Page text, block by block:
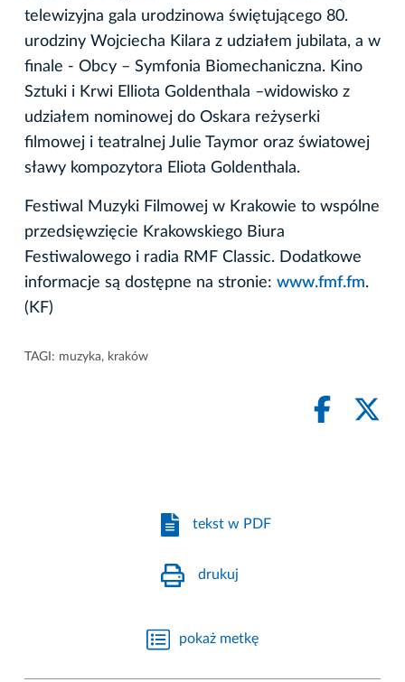
telewizyjna gala urodzinowa świętującego 80.
urodziny Wojciecha Kilara z udziałem jubilata, a w
finale - Obcy – Symfonia Biomechaniczna. Kino
Sztuki i Krwi Elliota Goldenthala –widowisko z
udziałem nominowej do Oskara reżyserki
filmowej i teatralnej Julie Taymor oraz światowej
sławy kompozytora Eliota Goldenthala.
Festiwal Muzyki Filmowej w Krakowie to wspólne
przedsięwzięcie Krakowskiego Biura
Festiwalowego i radia RMF Classic. Dodatkowe
informacje są dostępne na stronie: www.fmf.fm.
(KF)
TAGI: muzyka, kraków
tekst w PDF
drukuj
pokaż metkę